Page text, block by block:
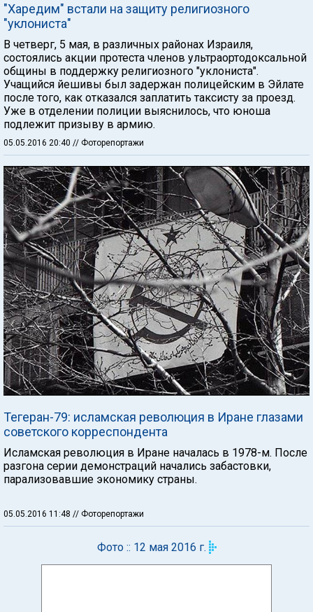
"Харедим" встали на защиту религиозного
"уклониста"
В четверг, 5 мая, в различных районах Израиля,
состоялись акции протеста членов ультраортодоксальной
общины в поддержку религиозного "уклониста".
Учащийся йешивы был задержан полицейским в Эйлате
после того, как отказался заплатить таксисту за проезд.
Уже в отделении полиции выяснилось, что юноша
подлежит призыву в армию.
05.05.2016 20:40 // Фоторепортажи
Тегеран-79: исламская революция в Иране глазами
советского корреспондента
Исламская революция в Иране началась в 1978-м. После
разгона серии демонстраций начались забастовки,
парализовавшие экономику страны.
05.05.2016 11:48 // Фоторепортажи
Фото :: 12 мая 2016 г.